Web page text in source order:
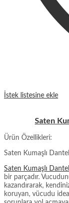
İstek listesine ekle
Saten
Ürün Özellikleri:
Saten Kumaşlı
Saten Kumaşlı
bir parçadır.
kazandırarak,
koruyan, vücudu